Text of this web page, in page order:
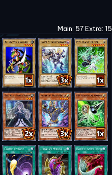
Main: 57 Extra: 15